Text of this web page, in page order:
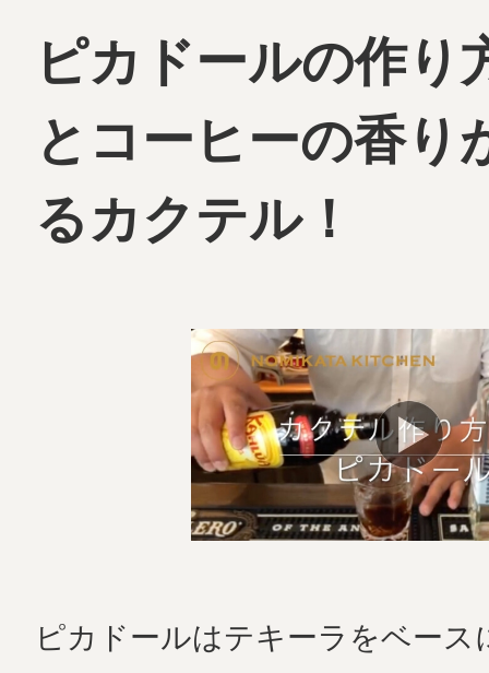
ピカドールの作り
とコーヒーの香り
るカクテル！
ピカドールはテキーラをベー